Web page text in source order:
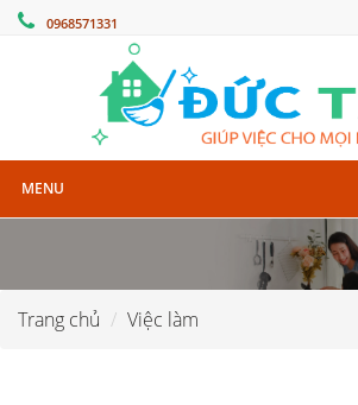
0968571331
MENU
Trang chủ Việc làm